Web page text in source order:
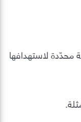
محدّدة لاستهدافها